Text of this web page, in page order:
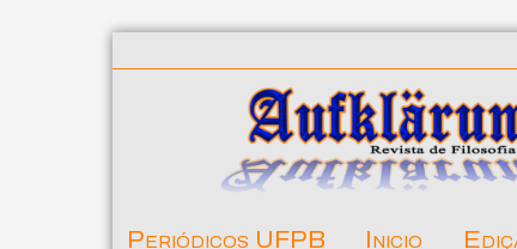
Periódicos UFPB Inicio